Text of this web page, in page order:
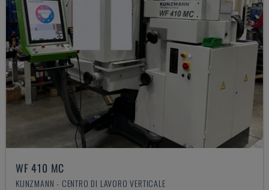
WF 410 MC
KUNZMANN - CENTRO DI LAVORO VERTICALE